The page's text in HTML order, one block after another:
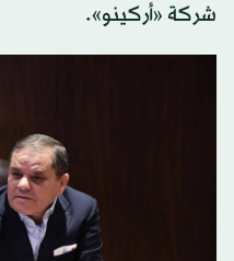
شركة «أركينو».